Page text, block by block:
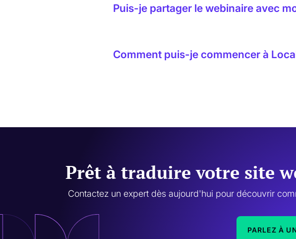
Puis-je partager le webinaire avec
visionnage à la demande.
Comment puis-je commencer à
Prêt à traduire votre site
Contactez un expert dès aujourd'hui pour découvrir
PARLEZ À